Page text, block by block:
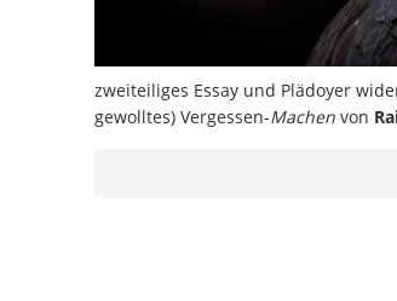
zweiteiliges Essay und Plädoyer
gewolltes) Vergessen-Machen von